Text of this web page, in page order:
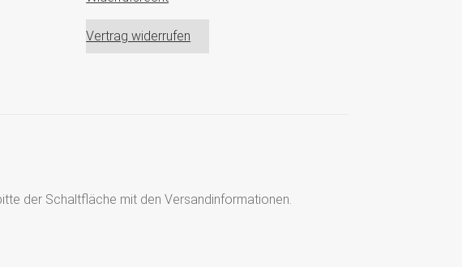
Vertrag widerrufen
der Schaltfläche mit den Versandinformationen.